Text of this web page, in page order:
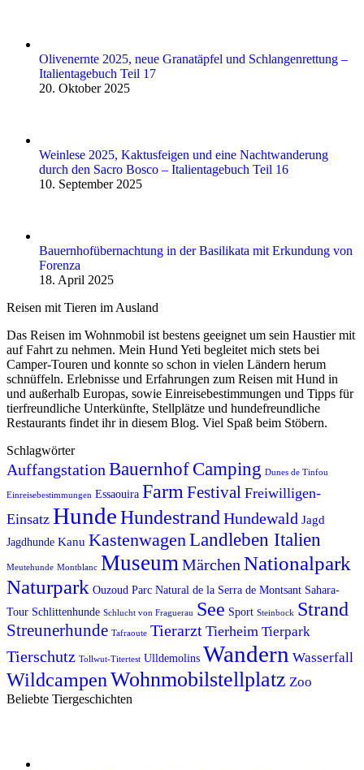
Olivenernte 2025, neue Granatäpfel und Schlangenrettung –
Italientagebuch Teil 17
20. Oktober 2025
Weinlese 2025, Kaktusfeigen und eine Nachtwanderung
durch den Sacro Bosco – Italientagebuch Teil 16
10. September 2025
Bauernhofübernachtung in der Basilikata mit Erkundung von
Forenza
18. April 2025
Reisen mit Tieren im Ausland
Das Reisen im Wohnmobil ist bestens geeignet um sein Haustier mit
auf Fahrt zu nehmen. Mein Hund Yeti begleitet mich stets bei
Camper-Touren und konnte so schon in vielen Ländern herum
schnüffeln. Erlebnisse und Erfahrungen zum Reisen mit Hund in
und außerhalb Europas, sowie Einreise­be­stimmungen und Tipps für
tierfreundliche Unterkünfte, Stellplätze und hundefreundliche
Restaurants findet ihr in diesem Blog. Viel Spaß beim Stöbern.
Schlagwörter
Auffangstation BauernhofCamping Dunes de Tinfou
Einreisebestimmungen Essaouira Farm Festival Freiwilligen-
Einsatz HundeHundestrand Hundewald Jagd
Jagdhunde Kanu Kastenwagen Landleben Italien
Meutehunde Montblanc Museum Märchen Nationalpark
Naturpark Ouzoud Parc Natural de la Serra de Montsant Sahara-
Tour Schlittenhunde Schlucht von Fraguerau See Sport Steinbock Strand
Streunerhunde Tafraoute Tierarzt Tierheim Tierpark
Tierschutz Tollwut-Titertest Ulldemolins Wandern Wasserfall
WildcampenWohnmobilstellplatz Zoo
Beliebte Tiergeschichten